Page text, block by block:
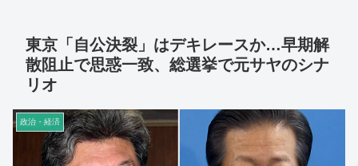
東京「自公決裂」はデキレースか…早期解
散阻止で思惑一致、総選挙で元サヤのシナ
リオ
政治・経済